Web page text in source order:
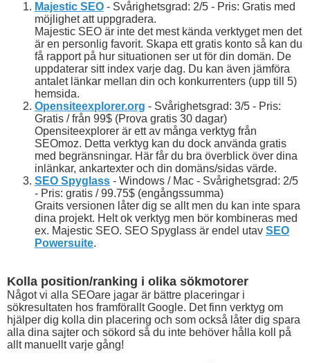
Majestic SEO - Svårighetsgrad: 2/5 - Pris: Gratis med
möjlighet att uppgradera.
Majestic SEO är inte det mest kända verktyget men det
är en personlig favorit. Skapa ett gratis konto så kan du
få rapport på hur situationen ser ut för din domän. De
uppdaterar sitt index varje dag. Du kan även jämföra
antalet länkar mellan din och konkurrenters (upp till 5)
hemsida.
Opensiteexplorer.org - Svårighetsgrad: 3/5 - Pris:
Gratis / från 99$ (Prova gratis 30 dagar)
Opensiteexplorer är ett av många verktyg från
SEOmoz. Detta verktyg kan du dock använda gratis
med begränsningar. Här får du bra överblick över dina
inlänkar, ankartexter och din domäns/sidas värde.
SEO Spyglass - Windows / Mac - Svårighetsgrad: 2/5
- Pris: gratis / 99.75$ (engångssumma)
Graits versionen låter dig se allt men du kan inte spara
dina projekt. Helt ok verktyg men bör kombineras med
ex. Majestic SEO. SEO Spyglass är endel utav SEO
Powersuite.
Kolla position/ranking i olika sökmotorer
Något vi alla SEOare jagar är bättre placeringar i
sökresultaten hos framförallt Google. Det finn verktyg om
hjälper dig kolla din placering och som också låter dig spara
alla dina sajter och sökord så du inte behöver hålla koll på
allt manuellt varje gång!